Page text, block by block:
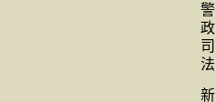
警
政
司
法
新